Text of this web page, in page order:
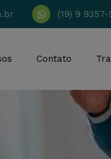
(19) 9 9357-
Contato